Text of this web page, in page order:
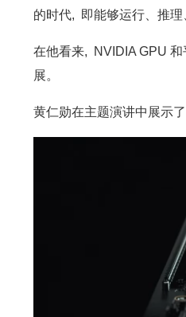
的时代, 即能够运行、推
在他看来, NVIDIA GPU
展。
黄仁勋在主题演讲中展示